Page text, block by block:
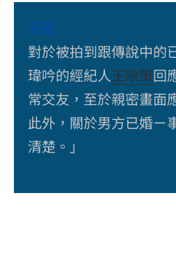
回應
對於被拍到跟傳說中的
瑋吟的經紀人王映策回
常交友，至於親密畫面
此外，關於男方已婚ㄧ
清楚。」